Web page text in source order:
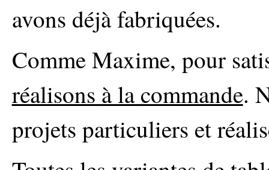
avons déjà fabriquées.
Comme Maxime, pour
réalisons à la commande.
projets particuliers et